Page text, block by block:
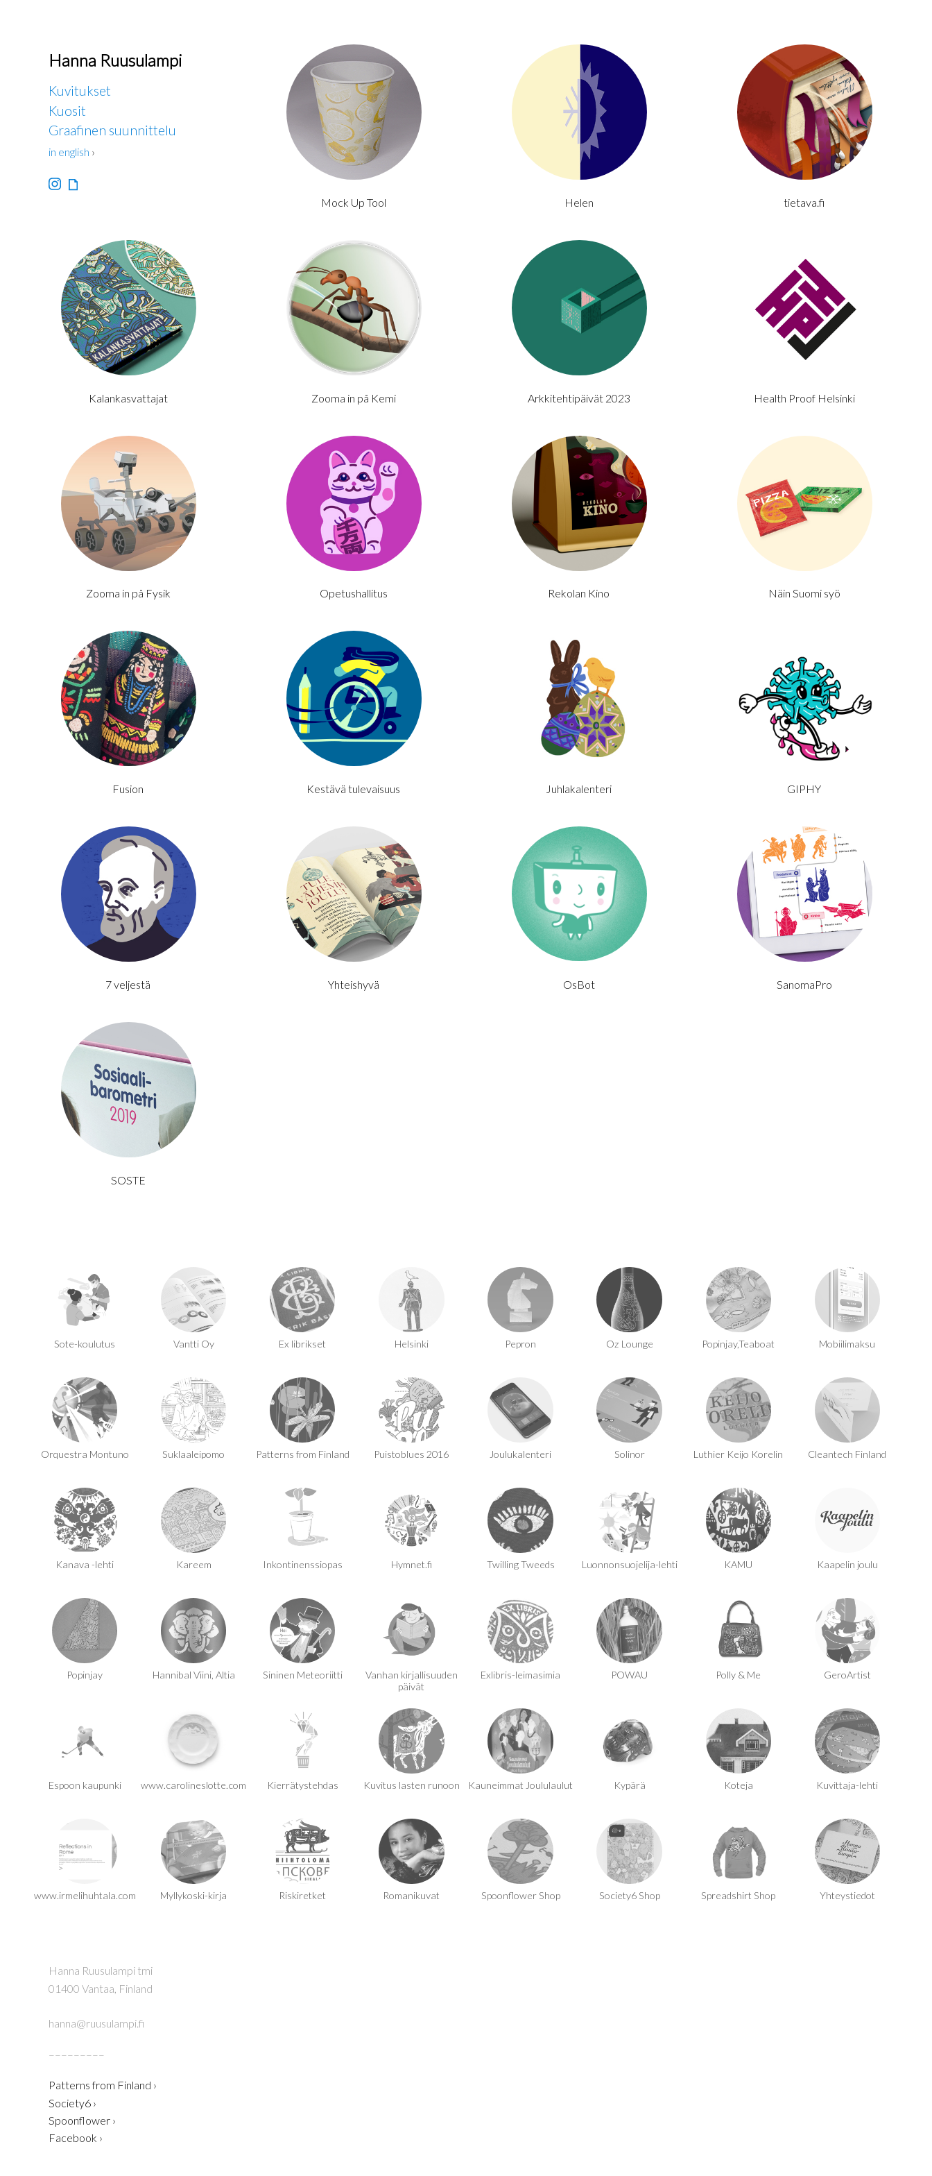
Hanna Ruusulampi
Kuvitukset
Kuosit
Graafinen suunnittelu
in english ›
Mock Up Tool Helen tietava.fi
Kalankasvattajat Zooma in på Kemi Arkkitehtipäivät 2023 Health Proof Helsinki
Zooma in på Fysik Opetushallitus Rekolan Kino Näin Suomi syö
Fusion Kestävä tulevaisuus Juhlakalenteri GIPHY
7 veljestä Yhteishyvä OsBot SanomaPro
SOSTE
Sote-koulutus Vantti Oy Ex librikset Helsinki Pepron Oz Lounge Popinjay,Teaboat Mobiilimaksu
Orquestra Montuno Suklaaleipomo Patterns from Finland Puistoblues 2016 Joulukalenteri Solinor Luthier Keijo Korelin Cleantech Finland
Kanava -lehti Kareem Inkontinenssiopas Hymnet.fi Twilling Tweeds Luonnonsuojelija-lehti KAMU Kaapelin joulu
Popinjay Hannibal Viini, Altia Sininen Meteoriitti
Vanhan kirjallisuuden
päivät
Exlibris-leimasimia POWAU Polly & Me GeroArtist
Espoon kaupunki www.carolineslotte.com Kierrätystehdas Kuvitus lasten runoon Kauneimmat Joululaulut Kypärä Koteja Kuvittaja-lehti
www.irmelihuhtala.com Myllykoski-kirja Riskiretket Romanikuvat Spoonflower Shop Society6 Shop Spreadshirt Shop Yhteystiedot
Hanna Ruusulampi tmi
01400 Vantaa, Finland
hanna@ruusulampi.fi
–––––––––
Patterns from Finland ›
Society6 ›
Spoonflower ›
Facebook ›